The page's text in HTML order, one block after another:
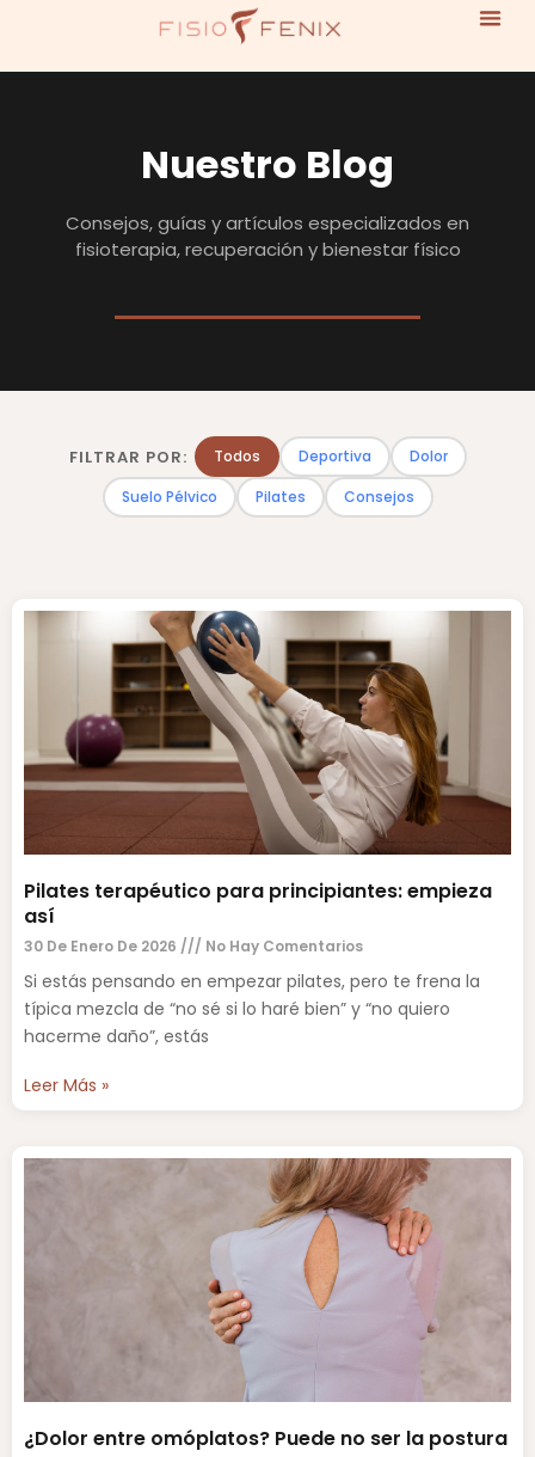
Nuestro Blog
Consejos, guías y artículos especializados en
fisioterapia, recuperación y bienestar físico
FILTRAR POR: Todos Deportiva
Dolor
Suelo Pélvico
Pilates Consejos
Pilates terapéutico para principiantes: empieza
así
30 De Enero De 2026 No Hay Comentarios
Si estás pensando en empezar pilates, pero te frena la
típica mezcla de “no sé si lo haré bien” y “no quiero
hacerme daño”, estás
Leer Más »
¿Dolor entre omóplatos? Puede no ser la postura